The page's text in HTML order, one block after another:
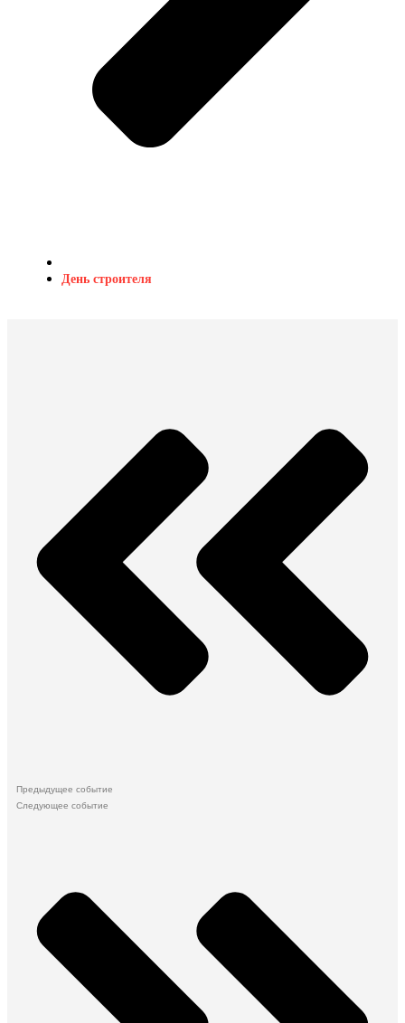
День строителя
Предыдущее событие
Следующее событие